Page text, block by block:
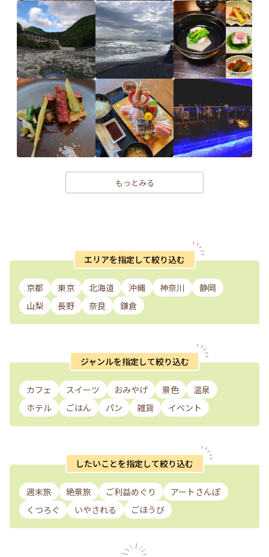
もっとみる
エリアを指定して絞り込む
京都 東京 北海道 沖縄 神奈川
静岡
山梨
長野 奈良 鎌倉
ジャンルを指定して絞り込む
カフェ スイーツ おみやげ 景色
温泉
ホテル
ごはん パン 雑貨 イベント
したいことを指定して絞り込む
週末旅 絶景旅 ご利益めぐり
アートさんぽ
くつろぐ
いやされる ごほうび